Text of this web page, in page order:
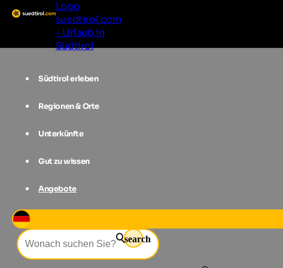
Logo
suedtirol.com
- Urlaub in
Südtirol
Südtirol erleben
Regionen & Orte
Unterkünfte
Gut zu wissen
Angebote
search
Event-Filter